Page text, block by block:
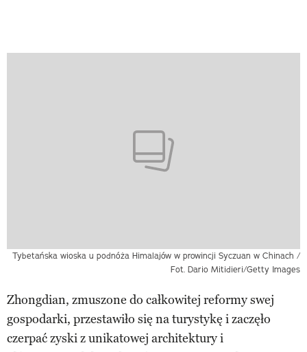
Tybetańska wioska u podnóża Himalajów w prowincji Syczuan w Chinach /
Fot. Dario Mitidieri/Getty Images
Zhongdian, zmuszone do całkowitej reformy swej
gospodarki, przestawiło się na turystykę i zaczęło
czerpać zyski z unikatowej architektury i